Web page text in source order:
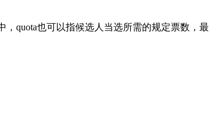
quota也可以指候选人当选所需的规定票数，最